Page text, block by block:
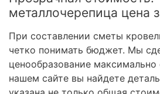
металлочерепица цена
При составлении сметы
четко понимать бюджет. Мы
ценообразование
нашем сайте вы найдете